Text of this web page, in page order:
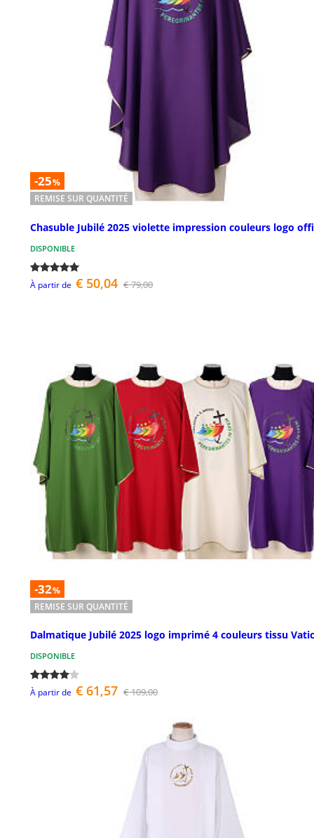
-25%
REMISE SUR QUANTITÉ
Chasuble Jubilé 2025 violette impression couleurs logo
DISPONIBLE
À partir de € 50,04 € 79,00
-32%
REMISE SUR QUANTITÉ
Dalmatique Jubilé 2025 logo imprimé 4 couleurs tissu
DISPONIBLE
À partir de € 61,57 € 109,00